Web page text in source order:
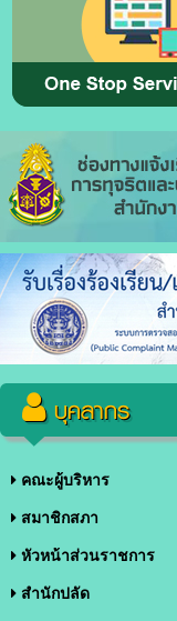
บุคลากร
คณะผู้บริหาร
สมาชิกสภา
หัวหน้าส่วนราชการ
สำนักปลัด